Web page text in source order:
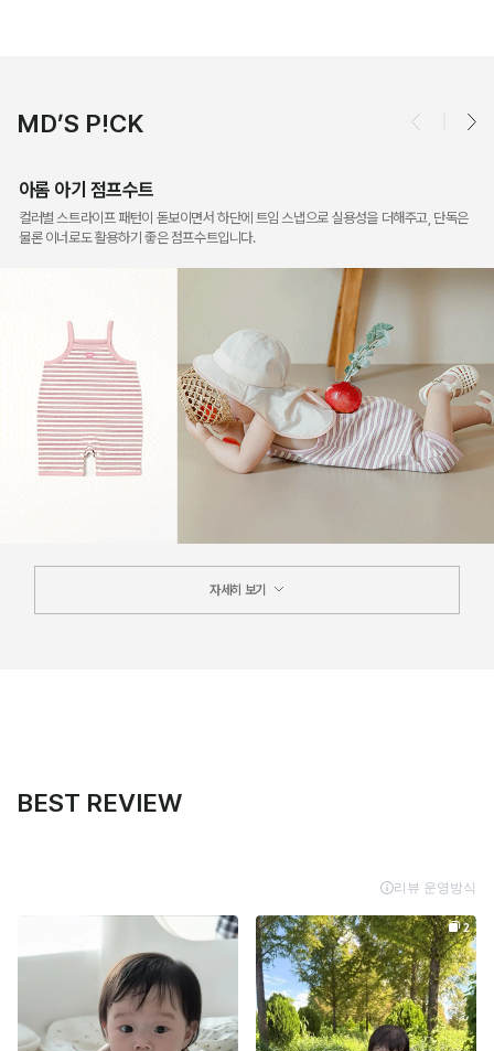
MD’S P!CK
아롬 아기 점프수트
컬러별 스트라이프 패턴이 돋보이면서 하단에 트임 스냅으로 실용성을 더해주고, 단독은
물론 이너로도 활용하기 좋은 점프수트입니다.
자세히 보기
BEST REVIEW